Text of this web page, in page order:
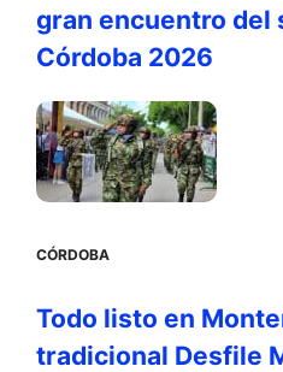
gran encuentro del
Córdoba 2026
CÓRDOBA
Todo listo en
tradicional Desfile